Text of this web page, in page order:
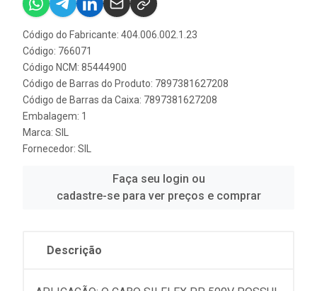
Código do Fabricante: 404.006.002.1.23
Código: 766071
Código NCM: 85444900
Código de Barras do Produto: 7897381627208
Código de Barras da Caixa: 7897381627208
Embalagem: 1
Marca: SIL
Fornecedor: SIL
Faça seu login ou
cadastre-se para ver preços e comprar
Descrição